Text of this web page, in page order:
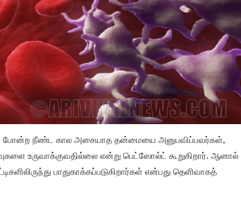
போன்ற நீண்ட கால அசையாத தன்மையை அனுபவிப்பவர்கள்,
உருவாக்குவதில்லை என்று பெட்ஸோல்ட் கூறுகிறார். ஆனால்
பாதுகாக்கப்படுகிறார்கள் என்பது தெளிவாகத்